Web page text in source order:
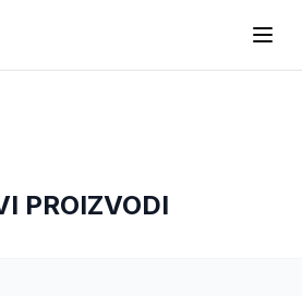
PROIZVODI